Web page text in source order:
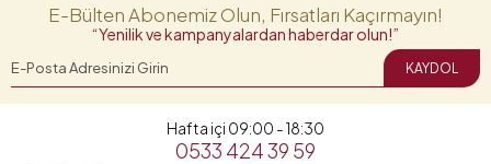
E-Bülten Abonemiz Olun, Fırsatları Kaçırmayın!
“Yenilik ve kampanyalardan haberdar olun!”
KAYDOL
Hafta içi 09:00 - 18:30
0533 424 39 59